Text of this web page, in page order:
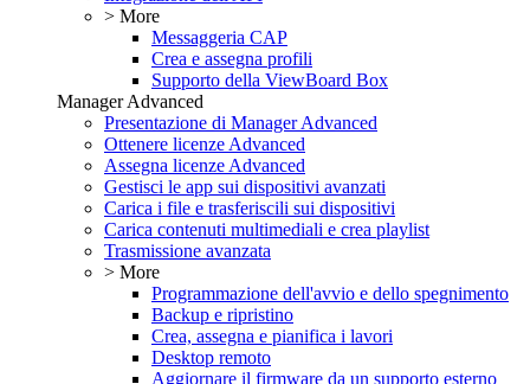
> More
Messaggeria CAP
Crea e assegna profili
Supporto della ViewBoard Box
Manager Advanced
Presentazione di Manager Advanced
Ottenere licenze Advanced
Assegna licenze Advanced
Gestisci le app sui dispositivi avanzati
Carica i file e trasferiscili sui dispositivi
Carica contenuti multimediali e crea playlist
Trasmissione avanzata
> More
Programmazione dell'avvio e dello spegnimento
Backup e ripristino
Crea, assegna e pianifica i lavori
Desktop remoto
Aggiornare il firmware da un supporto esterno